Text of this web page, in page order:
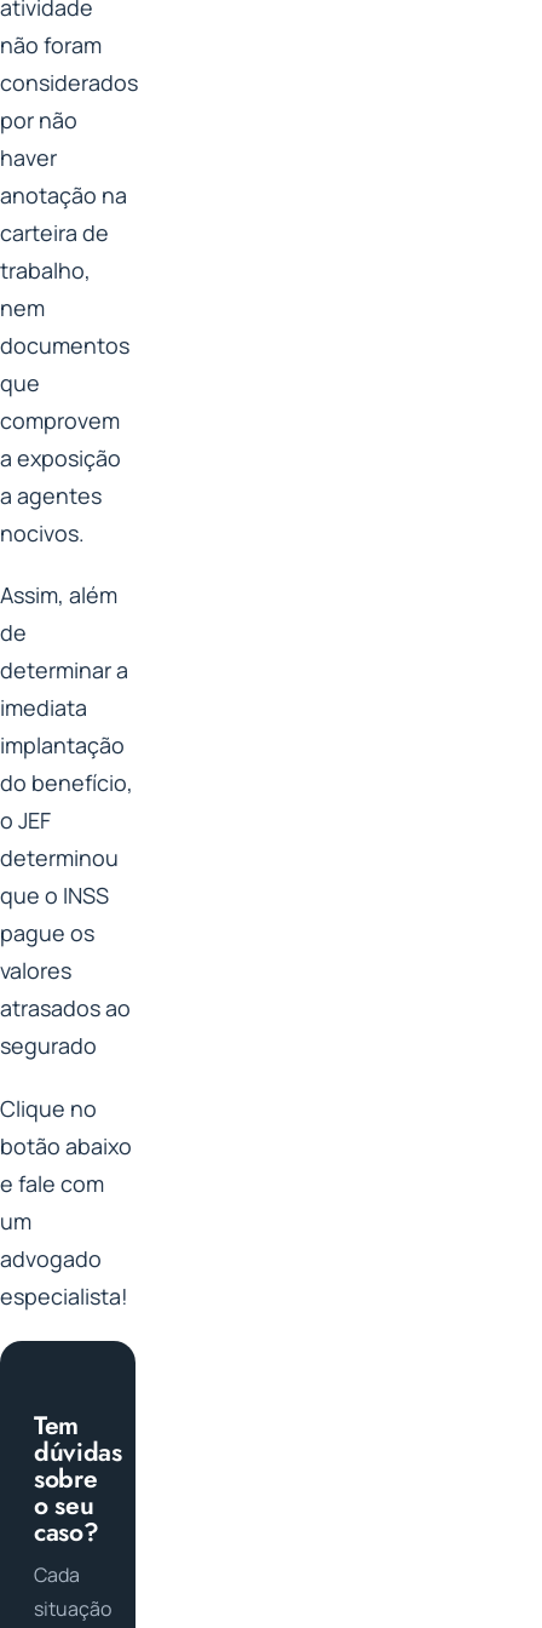
atividade
não foram
considerados
por não
haver
anotação na
carteira de
trabalho,
nem
documentos
que
comprovem
a exposição
a agentes
nocivos.
Assim, além
de
determinar a
imediata
implantação
do benefício,
o JEF
determinou
que o INSS
pague os
valores
atrasados ao
segurado
Clique no
botão abaixo
e fale com
um
advogado
especialista!
Tem
dúvidas
sobre
o seu
caso?
Cada
situação